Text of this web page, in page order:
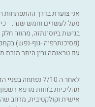
אני צועדת בדרך ההתפתחות
מעל לעשרים וחמש שנה.
בגישת ביוסינתזה, מהווה
(פסיכותרפיה -גוף-נפש)
עם טראומה ובין היתר מורת
לאחר ה 7/10
תהליכיות ב'חוות מרפא
אישית וקולקטיבית, מרחב